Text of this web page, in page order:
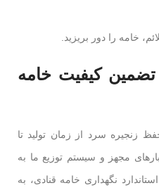
خامه را دور بریزید.
کیفیت خامه
زنجیره سرد از زمان تولید تا
مجهز و سیستم توزیع ما به
نگهداری خامه قنادی، به